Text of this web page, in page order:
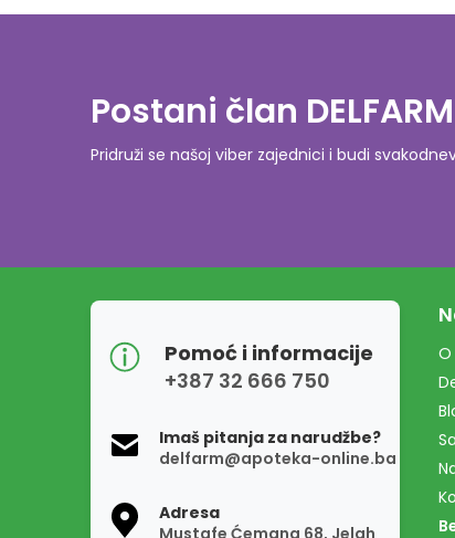
Postani član
Pridruži se našoj viber zajednici i budi
Pomoć i informacije
+387 32 666 750
Imaš pitanja za narudžbe?
delfarm@apoteka-online.ba
Adresa
Mustafe Ćemana 68, Jelah